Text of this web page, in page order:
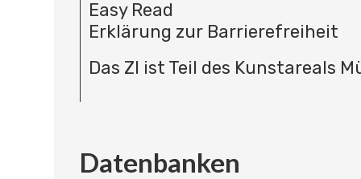
Easy Read
Erklärung zur Barrierefreiheit
Das ZI ist Teil des Kunstareals
Datenbanken